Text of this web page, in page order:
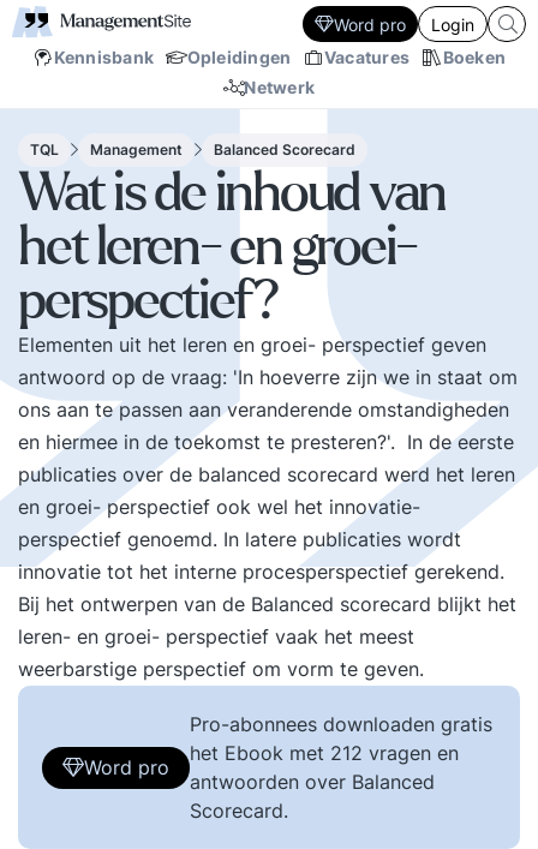
Kennisbank Opleidingen Vacatures
Boeken
Netwerk
Word pro Login
TQL Management Balanced Scorecard
Wat is de inhoud van
het leren- en groei-
perspectief?
Elementen uit het leren en groei- perspectief geven
antwoord op de vraag: 'In hoeverre zijn we in staat om
ons aan te passen aan veranderende omstandigheden
en hiermee in de toekomst te presteren?'. In de eerste
publicaties over de balanced scorecard werd het leren
en groei- perspectief ook wel het innovatie-
perspectief genoemd. In latere publicaties wordt
innovatie tot het interne procesperspectief gerekend.
Bij het ontwerpen van de Balanced scorecard blijkt het
leren- en groei- perspectief vaak het meest
weerbarstige perspectief om vorm te geven.
Word pro
Pro-abonnees downloaden gratis
het Ebook met 212 vragen en
antwoorden over Balanced
Scorecard.